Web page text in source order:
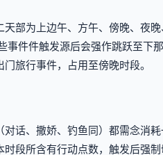
天部为上边午、方午、傍晚、夜
事件件触发源后会强作跳跃至下
旅行事件，占用至傍晚时段。
对话、撒娇、钓鱼同）都需念消耗
时段所含有行动点数，触发后强制